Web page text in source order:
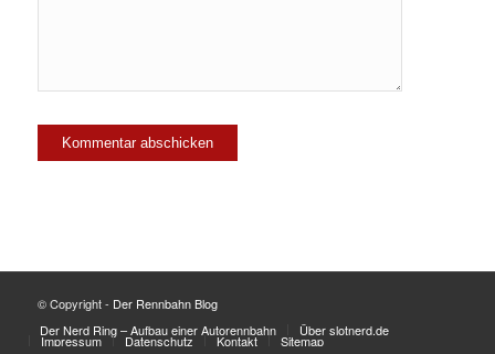
© Copyright - Der Rennbahn Blog
Der Nerd Ring – Aufbau einer Autorennbahn
Über slotnerd.de
Impressum Datenschutz Kontakt Sitemap